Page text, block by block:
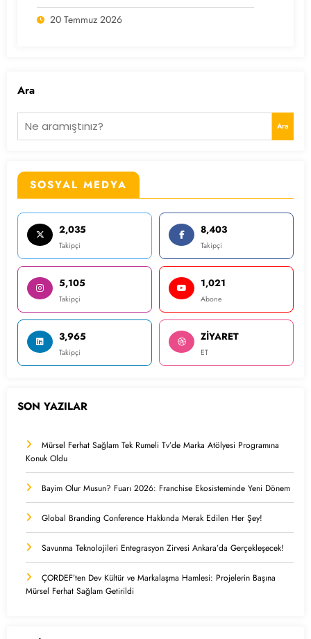
20 Temmuz 2026
Ara
Ara
SOSYAL MEDYA
2,035
Takipçi
8,403
Takipçi
5,105
Takipçi
1,021
Abone
3,965
Takipçi
ZİYARET
ET
SON YAZILAR
Mürsel Ferhat Sağlam Tek Rumeli Tv’de Marka Atölyesi Programına
Konuk Oldu
Bayim Olur Musun? Fuarı 2026: Franchise Ekosisteminde Yeni Dönem
Global Branding Conference Hakkında Merak Edilen Her Şey!
Savunma Teknolojileri Entegrasyon Zirvesi Ankara’da Gerçekleşecek!
ÇORDEF’ten Dev Kültür ve Markalaşma Hamlesi: Projelerin Başına
Mürsel Ferhat Sağlam Getirildi